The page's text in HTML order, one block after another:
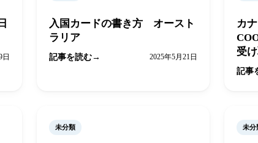
日
入国カードの書き方 オースト
ラリア
記事を読む 2025年5月21日
カ
受
記事
未分類 未分